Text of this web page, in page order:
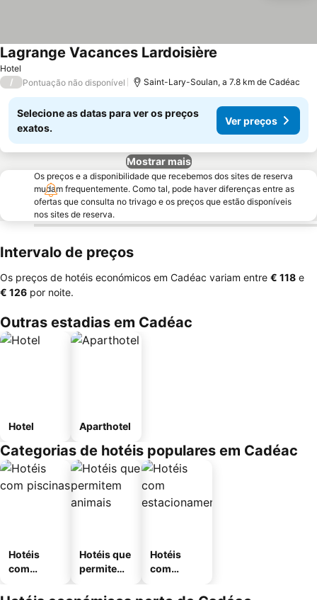
Hotel
Lagrange Vacances Lardoisière
/ Pontuação não disponível Saint-Lary-Soulan, a 7.8 km de Cadéac
Selecione as datas para ver os preços
exatos.
Ver preços
Mostrar mais
Os preços e a disponibilidade que recebemos dos sites de reserva
mudam frequentemente. Como tal, pode haver diferenças entre as
ofertas que consulta no trivago e os preços que estão disponíveis
nos sites de reserva.
Intervalo de preços
Os preços de hotéis económicos em Cadéac variam entre ‎€ 118 e
‎€ 126 por noite.
Outras estadias em Cadéac
Hotel Aparthotel
Categorias de hotéis populares em Cadéac
Hotéis
com
Hotéis que
permitem
Hotéis
com
mento